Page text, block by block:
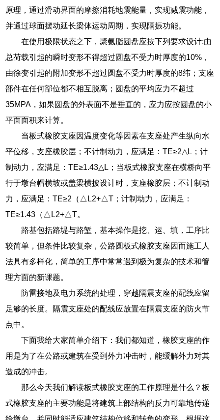
原理，通过滑动界面的摩擦消耗地震能量，实现减震功能，
并通过球面摆动延长梁体运动周期，实现隔振功能。
在使用极限状态之下，聚氨脂圆盘应按下列要求设计:由
总荷载引起的瞬时变形不得超过圆盘不受力时厚度的10%，
由徐变引起的附加变形不超过圆盘不受力时厚度的8纬；支座
部件在任何部位都不相互脱离；圆盘的平均应力不超过
35MPA，如果圆盘的外表面不是垂直的，应力应按圆盘的小
平面面积来计算。
当板式橡胶支座因温度变化等因素在支座处产生纵向水
平位移，支座橡胶层；不计制动力，应满足：TE≥2△L；计
制动力，应满足：TE≥1.43△L；当板式橡胶支座在横桥向平
行于墩台帽横坡或盖梁横披设计时，支座橡胶层；不计制动
力，应满足：TE≥2（△L2+△T；计制动力，应满足：
TE≥1.43（△L2+△T。
路基包括路堤与路堑，基本操作是挖、运、填，工序比
较简单，但条件比较复杂，公路圆板式橡胶支座因而施工人
法具有多样化，简单的工序中常常遇到极为复杂的技术和管
理方面的新课题。
防雷接地及电力系统的处理，穿越隔震支座的配线应留
足够的长度。隔震支座处的配线应放置在隔震支座的防火节
点中。
下面我给大家简单介绍下：我们都知道，橡胶支座的作
用是为了在公路或建筑在受到外力冲击时，能缓解外力对其
造成的冲击。
那么今天我们解读板式橡胶支座的工作原理是什么？板
式橡胶支座的主要功能是将建筑上部结构的反力可靠地传递